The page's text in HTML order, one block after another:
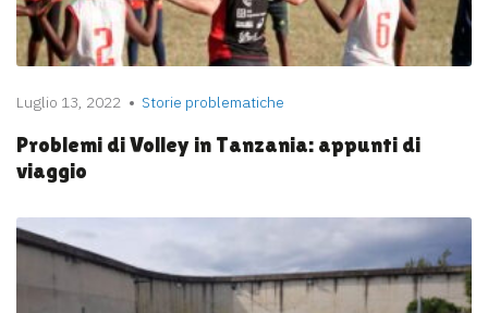
Luglio 13, 2022 Storie problematiche
Problemi di Volley in Tanzania: appunti di
viaggio